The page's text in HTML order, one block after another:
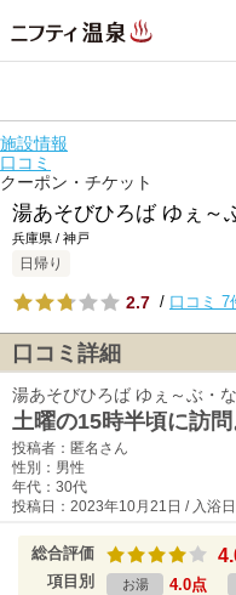
施設情報
口コミ
クーポン・チケット
湯あそびひろば ゆぇ～
兵庫県 / 神戸
日帰り
2.7 / 口コミ 7
口コミ詳細
湯あそびひろば ゆぇ～ぶ・
土曜の15時半頃に訪
投稿者：匿名さん
性別：男性
年代：30代
投稿日：2023年10月21日 / 入浴
総合評価
項目別 お湯 4.0点